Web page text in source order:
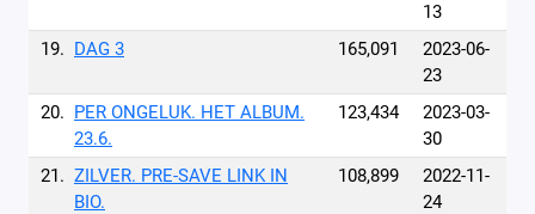
13
19. DAG 3 165,091
2023-06-
23
20. PER ONGELUK. HET ALBUM.
23.6.
123,434
2023-03-
30
21. ZILVER. PRE-SAVE LINK IN
BIO.
108,899
2022-11-
24